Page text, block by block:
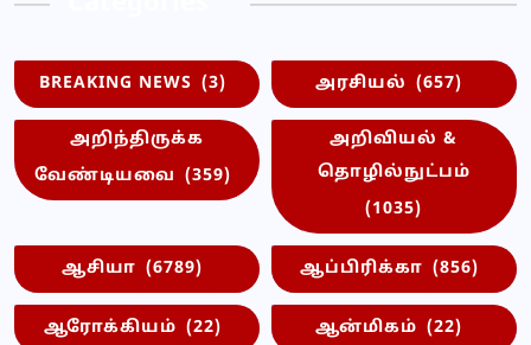
BREAKING NEWS (3) அரசியல் (657)
அறிந்திருக்க
வேண்டியவை (359)
அறிவியல் &
தொழில்நுட்பம்
(1035)
ஆசியா (6789) ஆப்பிரிக்கா (856)
ஆரோக்கியம் (22) ஆன்மிகம் (22)